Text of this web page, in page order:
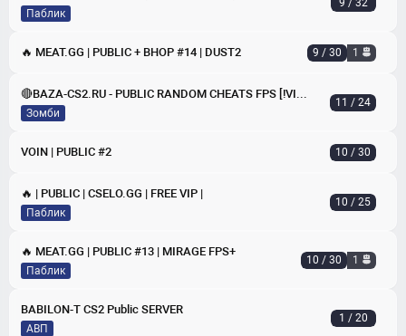
Паблик
🔥 MEAT.GG | PUBLIC + BHOP #14 | DUST2 9 / 30 1
🔴BAZA-CS2.RU - PUBLIC RANDOM CHEATS FPS [!VIPTEST]
Зомби
11 / 24
VOIN | PUBLIC #2 10 / 30
🔥 | PUBLIC | CSELO.GG | FREE VIP |
Паблик
10 / 25
🔥 MEAT.GG | PUBLIC #13 | MIRAGE FPS+
Паблик
10 / 30 1
BABILON-T CS2 Public SERVER
АВП
1 / 20